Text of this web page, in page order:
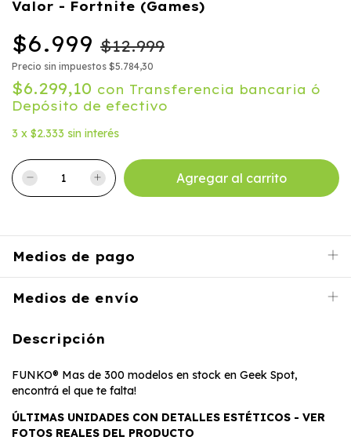
Valor - Fortnite (Games)
$6.999 $12.999
Precio sin impuestos $5.784,30
$6.299,10 con Transferencia bancaria ó
Depósito de efectivo
3 x $2.333 sin interés
Medios de pago
Medios de envío
Descripción
FUNKO® Mas de 300 modelos en stock en Geek Spot,
encontrá el que te falta!
ÚLTIMAS UNIDADES CON DETALLES ESTÉTICOS - VER
FOTOS REALES DEL PRODUCTO